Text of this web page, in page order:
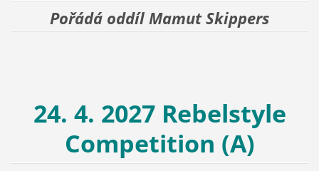
Pořádá oddíl Mamut Skippers
24. 4. 2027 Rebelstyle
Competition (A)